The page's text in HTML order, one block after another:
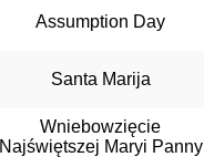
Assumption Day
Santa Marija
Wniebowzięcie
Najświętszej Maryi Panny